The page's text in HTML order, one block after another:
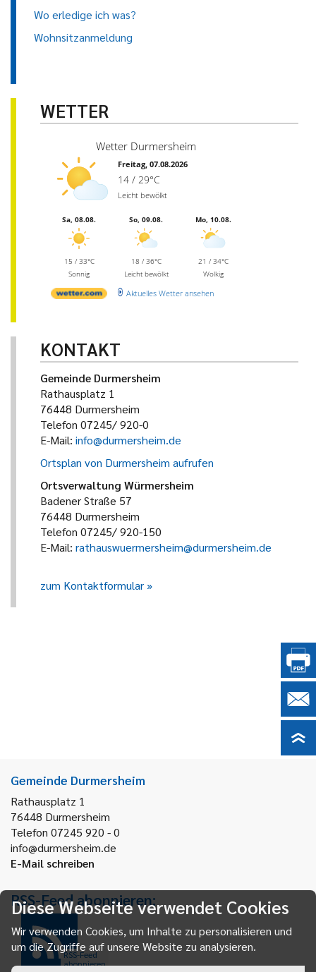
Wo erledige ich was?
Wohnsitzanmeldung
WETTER
Wetter Durmersheim
Freitag, 07.08.2026
14 / 29°C
Leicht bewölkt
Sa, 08.08.
15 / 33°C
Sonnig
So, 09.08.
18 / 36°C
Leicht bewölkt
Mo, 10.08.
21 / 34°C
Wolkig
Aktuelles Wetter ansehen
KONTAKT
Gemeinde Durmersheim
Rathausplatz 1
76448 Durmersheim
Telefon 07245/ 920-0
E-Mail: info@durmersheim.de
Ortsplan von Durmersheim aufrufen
Ortsverwaltung Würmersheim
Badener Straße 57
76448 Durmersheim
Telefon 07245/ 920-150
E-Mail: rathauswuermersheim@durmersheim.de
zum Kontaktformular
Gemeinde Durmersheim
Rathausplatz 1
76448 Durmersheim
Telefon 07245 920 - 0
info@durmersheim.de
E-Mail schreiben
RSS-Feed abonnieren:
RSS-Feed
abonnieren
Diese Webseite verwendet Cookies
Wir verwenden Cookies, um Inhalte zu personalisieren und
um die Zugriffe auf unsere Website zu analysieren.